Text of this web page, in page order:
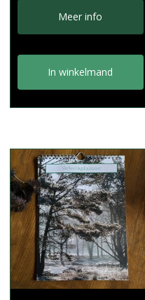
was:
€15,80.€14,99.
Meer info
In winkelmand